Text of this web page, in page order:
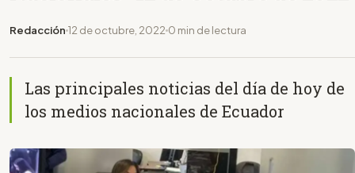
Redacción 12 de octubre, 2022 0 min de lectura
Las principales noticias del día de hoy de
los medios nacionales de Ecuador